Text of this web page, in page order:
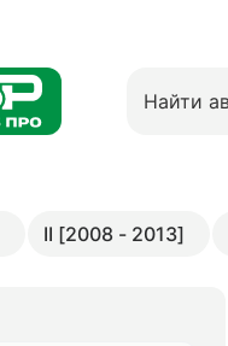
II [2008 - 2013]